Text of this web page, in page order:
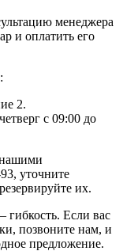
менеджера
и оплатить его
2.
с 09:00 до
нашими
уточните
их.
Если вас
позвоните нам, и
предложение.